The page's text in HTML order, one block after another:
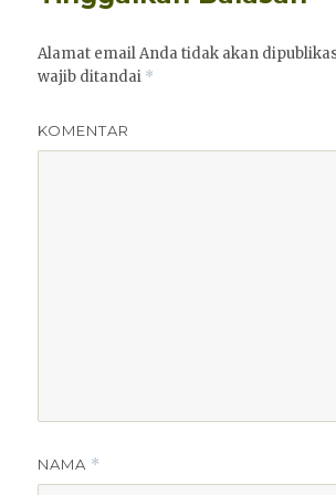
Alamat email Anda tidak akan
wajib ditandai *
KOMENTAR
NAMA *